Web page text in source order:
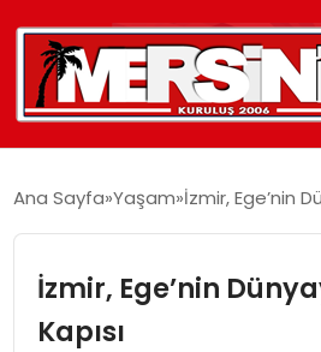
YAŞAM
GÜNCEL
Ana Sayfa Yaşam İzmir, Ege’nin
İzmir, Ege’nin
Kapısı